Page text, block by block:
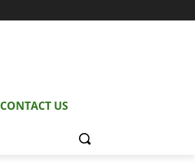
CONTACT US